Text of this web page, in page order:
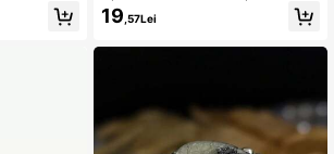
pentru
19 ,57Lei